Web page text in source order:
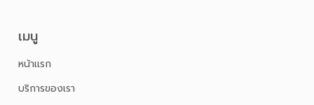
เมนู
หน้าเเรก
บริการของเรา